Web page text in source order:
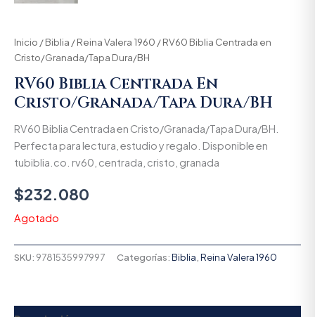
Inicio /Biblia /Reina Valera 1960 / RV60 Biblia Centrada en
Cristo/Granada/Tapa Dura/BH
RV60 Biblia Centrada En
Cristo/Granada/Tapa Dura/BH
RV60 Biblia Centrada en Cristo/Granada/Tapa Dura/BH.
Perfecta para lectura, estudio y regalo. Disponible en
tubiblia.co. rv60, centrada, cristo, granada
$232.080
Agotado
SKU: 9781535997997 Categorías:Biblia Reina Valera 1960